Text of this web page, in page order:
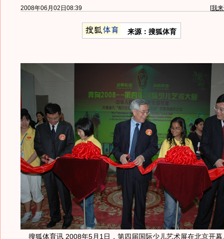
2008年06月02日08:39 [我
来源：搜狐体育
搜狐体育讯 2008年5月1日，第四届国际少儿艺术展在北京开幕